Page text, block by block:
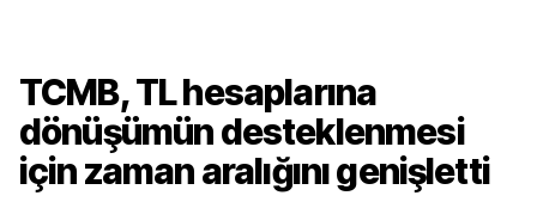
TCMB, TL hesaplarına
dönüşümün desteklenmesi
için zaman aralığını genişletti